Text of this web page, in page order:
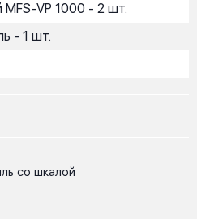
VP 1000 - 2 шт.
- 1 шт.
со шкалой